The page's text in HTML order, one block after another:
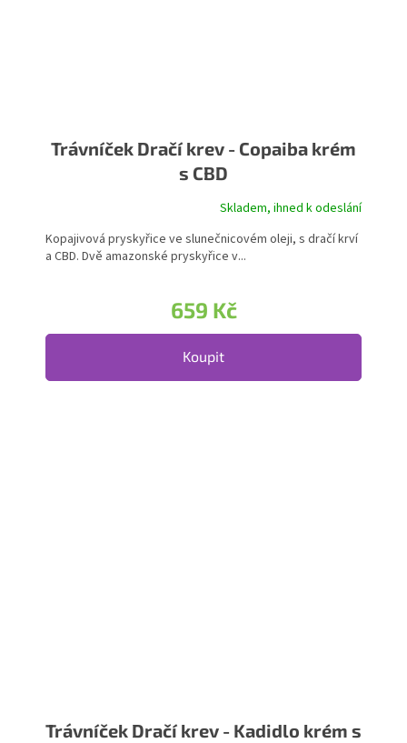
Trávníček Dračí krev - Copaiba krém
s CBD
Skladem, ihned k odeslání
659 Kč
Koupit
Kopajivová pryskyřice ve slunečnicovém oleji, s dračí krví
a CBD. Dvě amazonské pryskyřice v...
Trávníček Dračí krev - Kadidlo krém s